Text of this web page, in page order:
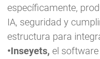
específicamente,
IA, seguridad y
estructura para
•Inseyets, el